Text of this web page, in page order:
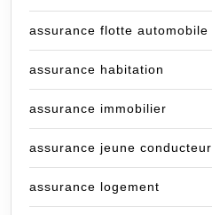
assurance flotte automobile
assurance habitation
assurance immobilier
assurance jeune conducteur
assurance logement